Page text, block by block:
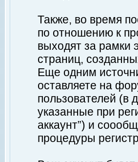
Также, во время
по отношению к
выходят за рамки
страниц,
Еще одним
оставляете на
пользователей (в
указанные при
аккаунт”) и
процедуры